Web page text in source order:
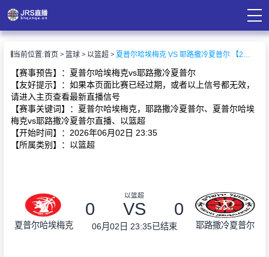
播
讯
当前位置:首页 篮球 以篮超 夏普尔哈埃梅克 VS 耶路撒冷夏普尔 【2026-06-02 23:35:00】
【赛事预告】：夏普尔哈埃梅克vs耶路撒冷夏普尔
【友好提示】：如果本页面比赛已经过期，或者以上信号都无效，
请进入主页查看最新直播信号
【赛事关键词】：夏普尔哈埃梅克，耶路撒冷夏普尔、夏普尔哈埃
梅克vs耶路撒冷夏普尔直播、以篮超
【开始时间】：2026年06月02日 23:35
【所属类别】：以篮超
夏普尔哈埃梅克
以篮超
0 VS 0
06月02日 23:35已结束 耶路撒冷夏普尔